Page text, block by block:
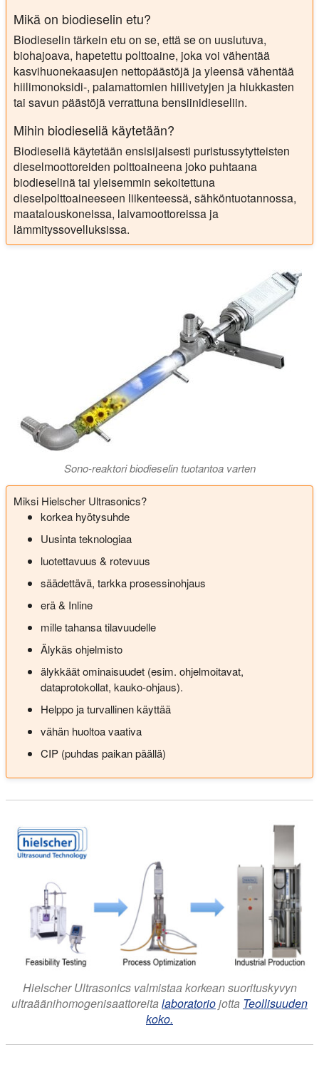
Mikä on biodieselin etu?
Biodieselin tärkein etu on se, että se on uusiutuva,
biohajoava, hapetettu polttoaine, joka voi vähentää
kasvihuonekaasujen nettopäästöjä ja yleensä vähentää
hiilimonoksidi-, palamattomien hiilivetyjen ja hiukkasten
tai savun päästöjä verrattuna bensiinidieseliin.
Mihin biodieseliä käytetään?
Biodieseliä käytetään ensisijaisesti puristussytytteisten
dieselmoottoreiden polttoaineena joko puhtaana
biodieselinä tai yleisemmin sekoitettuna
dieselpolttoaineeseen liikenteessä, sähköntuotannossa,
maatalouskoneissa, laivamoottoreissa ja
lämmityssovelluksissa.
Sono-reaktori biodieselin tuotantoa varten
Miksi Hielscher Ultrasonics?
korkea hyötysuhde
Uusinta teknologiaa
luotettavuus & rotevuus
säädettävä, tarkka prosessinohjaus
erä & Inline
mille tahansa tilavuudelle
Älykäs ohjelmisto
älykkäät ominaisuudet (esim. ohjelmoitavat,
dataprotokollat, kauko-ohjaus).
Helppo ja turvallinen käyttää
vähän huoltoa vaativa
CIP (puhdas paikan päällä)
Hielscher Ultrasonics valmistaa korkean suorituskyvyn
ultraäänihomogenisaattoreitalaboratoriojotta Teollisuuden
koko.